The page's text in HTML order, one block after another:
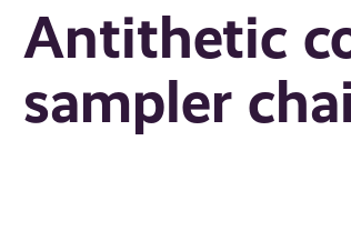
Antithetic
sampler